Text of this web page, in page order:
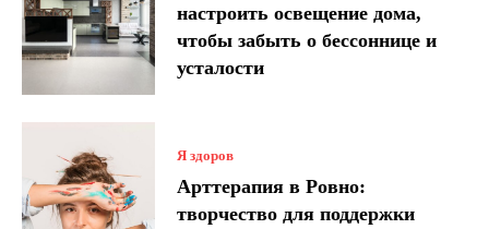
настроить освещение дома,
чтобы забыть о бессоннице и
усталости
Я здоров
Арттерапия в Ровно:
творчество для поддержки